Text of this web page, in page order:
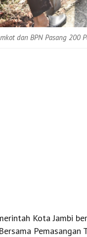
dan BPN Pasang 200
Kota Jambi
Pemasangan